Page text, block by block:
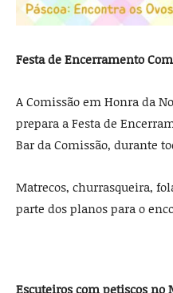
Festa de Encerramento
A Comissão em Honra da
prepara a Festa de
Bar da Comissão, durante
Matrecos, churrasqueira,
parte dos planos para o
Escuteiros com petiscos no